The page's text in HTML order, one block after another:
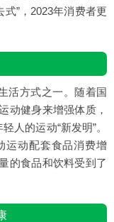
式”，2023年消费者更
活方式之一。随着国
动健身来增强体质，
人的运动“新发明”。
运动配套食品消费增
的食品和饮料受到了